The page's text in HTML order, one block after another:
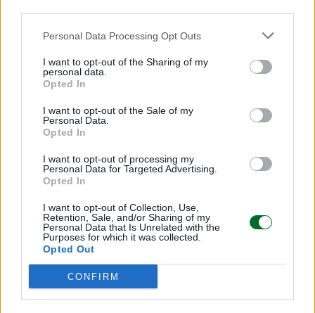
Personal Data Processing Opt Outs
I want to opt-out of the Sharing of my
personal data.
Opted In
I want to opt-out of the Sale of my
Personal Data.
Opted In
I want to opt-out of processing my
Personal Data for Targeted Advertising.
Opted In
I want to opt-out of Collection, Use,
Retention, Sale, and/or Sharing of my
Personal Data that Is Unrelated with the
Purposes for which it was collected.
Opted Out
CONFIRM